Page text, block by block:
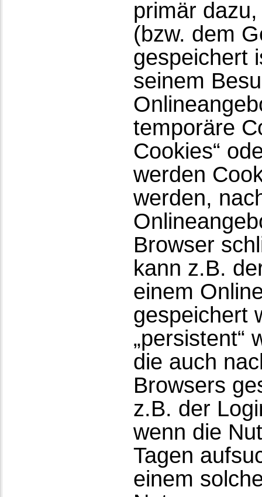
primär
(bzw. dem
gespeichert
seinem
temporäre
Cookies“
werden
werden,
Browser
kann z.B.
einem
gespeichert
„persistent“
die auch
Browsers
z.B. der
wenn die
Tagen
einem